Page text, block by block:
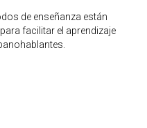
de enseñanza están
facilitar el aprendizaje